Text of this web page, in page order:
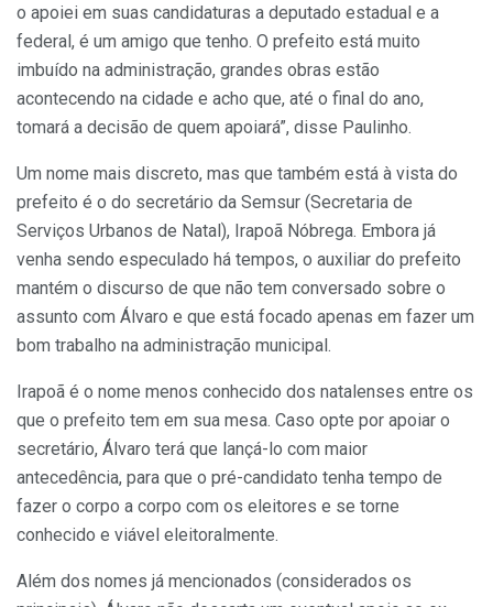
o apoiei em suas candidaturas a deputado estadual e a
federal, é um amigo que tenho. O prefeito está muito
imbuído na administração, grandes obras estão
acontecendo na cidade e acho que, até o final do ano,
tomará a decisão de quem apoiará”, disse Paulinho.
Um nome mais discreto, mas que também está à vista do
prefeito é o do secretário da Semsur (Secretaria de
Serviços Urbanos de Natal), Irapoã Nóbrega. Embora já
venha sendo especulado há tempos, o auxiliar do prefeito
mantém o discurso de que não tem conversado sobre o
assunto com Álvaro e que está focado apenas em fazer um
bom trabalho na administração municipal.
Irapoã é o nome menos conhecido dos natalenses entre os
que o prefeito tem em sua mesa. Caso opte por apoiar o
secretário, Álvaro terá que lançá-lo com maior
antecedência, para que o pré-candidato tenha tempo de
fazer o corpo a corpo com os eleitores e se torne
conhecido e viável eleitoralmente.
Além dos nomes já mencionados (considerados os